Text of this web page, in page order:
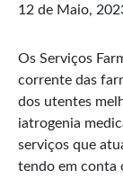
12 de Maio,
Os Serviços
corrente das
dos utentes
iatrogenia
serviços que
tendo em conta